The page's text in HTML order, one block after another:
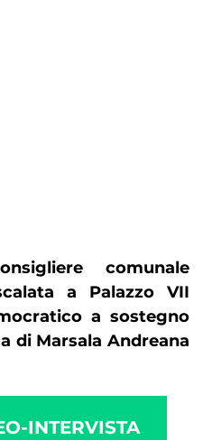
comunale
a Palazzo VII
a sostegno
di Marsala Andreana
INTERVISTA